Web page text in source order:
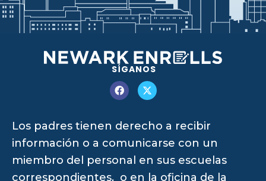
SÍGANOS
Los padres tienen derecho a recibir
información o a comunicarse con un
miembro del personal en sus escuelas
correspondientes, o en la oficina de la